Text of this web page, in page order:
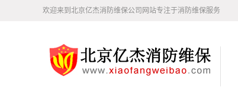
欢迎来到北京亿杰消防维保公司网站专注于消防维保服务